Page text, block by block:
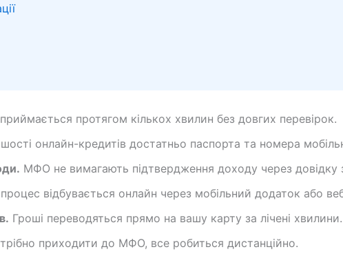
протягом кількох хвилин без довгих перевірок.
онлайн-кредитів достатньо паспорта та номера
МФО не вимагають підтвердження доходу через довідку
відбувається онлайн через мобільний додаток або
Гроші переводяться прямо на вашу карту за лічені хвилини.
приходити до МФО, все робиться дистанційно.